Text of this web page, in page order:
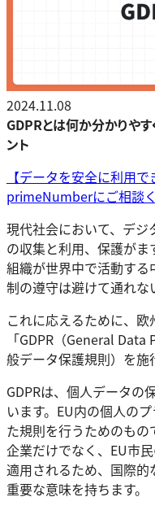
2024.11.08
GDPRとは何か分かりや
ント
【データを安全に利用
primeNumberにご相談く
現代社会において、デジ
の収集と利用、保護が
組織が世界中で活動す
制の遵守は避けて通れな
これに応えるために、
「GDPR（General
般データ保護規則）を施
GDPRは、個人データの
います。EU内の個人の
た規則を行うためのもの
企業だけでなく、EU市
適用されるため、国際
重要な意味を持ちます。